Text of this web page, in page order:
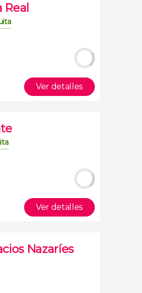
Ver detalles
Ver detalles
Nazaríes